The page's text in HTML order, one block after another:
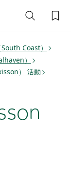
Coast）
）
） 活動